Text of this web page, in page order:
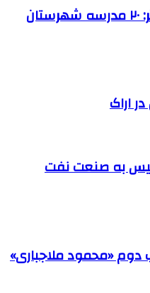
مدیر آموزش و پرورش دیّر: ۲۰ مدرسه شهرستان
اراک
به صنعت نفت
«محمود ملاجباری»